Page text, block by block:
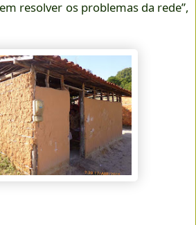
resolver os problemas da rede”,